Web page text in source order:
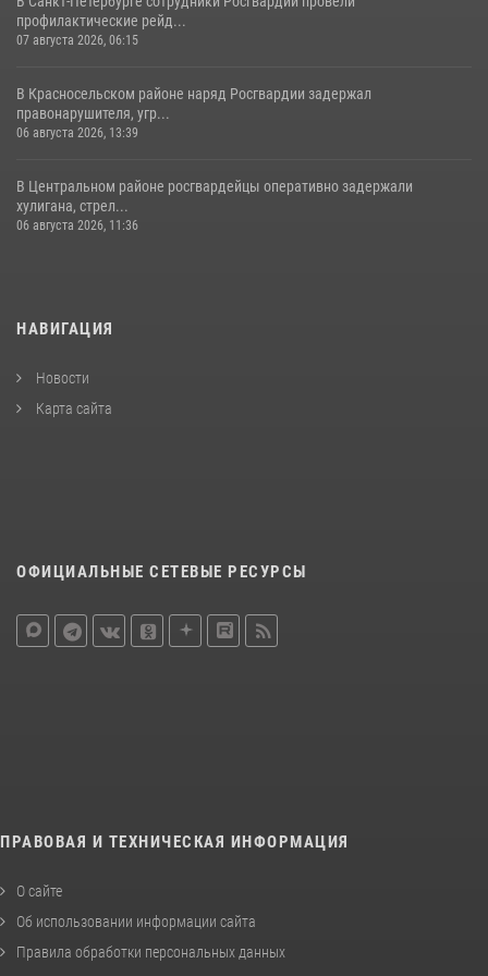
профилактические рейд...
07 августа 2026, 06:15
В Красносельском районе наряд Росгвардии задержал
правонарушителя, угр...
06 августа 2026, 13:39
В Центральном районе росгвардейцы оперативно задержали
хулигана, стрел...
06 августа 2026, 11:36
НАВИГАЦИЯ
Новости
Карта сайта
ОФИЦИАЛЬНЫЕ СЕТЕВЫЕ РЕСУРСЫ
ПРАВОВАЯ И ТЕХНИЧЕСКАЯ ИНФОРМАЦИЯ
О сайте
Об использовании информации сайта
Правила обработки персональных данных